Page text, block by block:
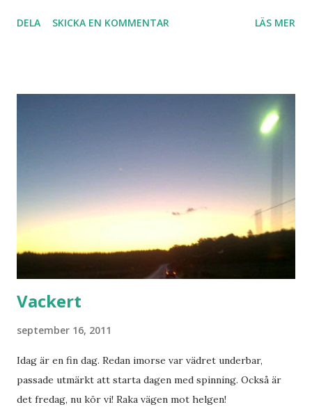
DELA SKICKA EN KOMMENTAR LÄS MER
Vackert
september 16, 2011
Idag är en fin dag. Redan imorse var vädret underbar,
passade utmärkt att starta dagen med spinning. Också är
det fredag, nu kör vi! Raka vägen mot helgen!